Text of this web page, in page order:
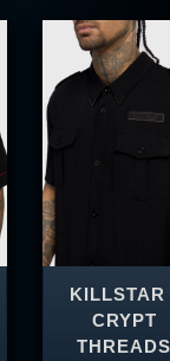
KILLSTAR
CRYPT
THREADS